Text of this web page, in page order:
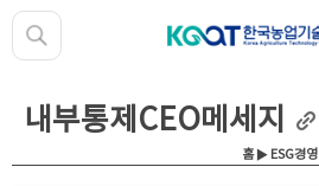
내부통제CEO메세지
홈▶ ESG경영